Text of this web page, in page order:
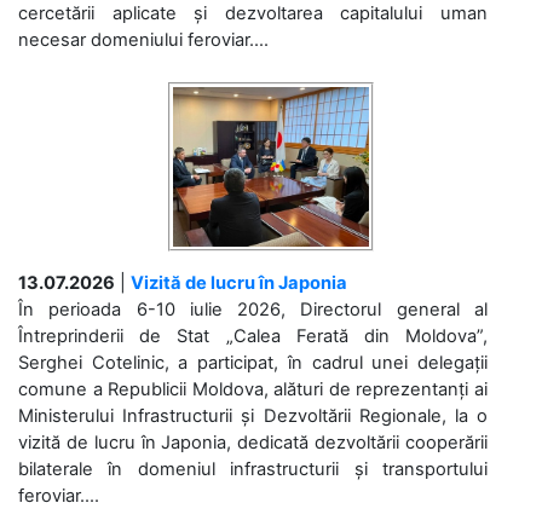
cercetării aplicate și dezvoltarea capitalului uman
necesar domeniului feroviar....
13.07.2026
Vizită de lucru în Japonia
În perioada 6-10 iulie 2026, Directorul general al
Întreprinderii de Stat „Calea Ferată din Moldova”,
Serghei Cotelinic, a participat, în cadrul unei delegații
comune a Republicii Moldova, alături de reprezentanți ai
Ministerului Infrastructurii și Dezvoltării Regionale, la o
vizită de lucru în Japonia, dedicată dezvoltării cooperării
bilaterale în domeniul infrastructurii și transportului
feroviar....